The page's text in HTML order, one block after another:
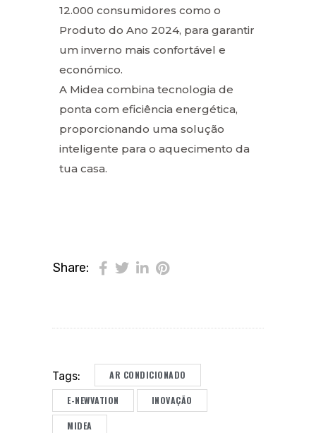
12.000 consumidores como o
Produto do Ano 2024, para garantir
um inverno mais confortável e
económico.
A Midea combina tecnologia de
ponta com eficiência energética,
proporcionando uma solução
inteligente para o aquecimento da
tua casa.
Share:
Tags: AR CONDICIONADO
E-NEWVATION INOVAÇÃO
MIDEA